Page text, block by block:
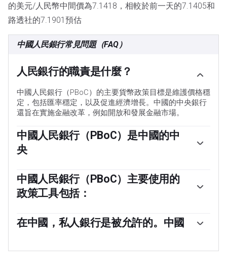
的美元/人民幣中間價為7.1418，相較於前一天的7.1405和
路透社的7.1901預估
中國人民銀行常見問題（FAQ）
人民銀行的職責是什麼？
中國人民銀行（PBoC）的主要貨幣政策目標是維護價格穩
定，包括匯率穩定，以及促進經濟增長。中國的中央銀行
還旨在實施金融改革，例如開放和發展金融市場。
中國人民銀行（PBoC）是中國的中
央
有，因此不被視為一個自主機構。由國務院主席提名的中
國共產黨（CCP）委員會書記對中國人民銀行的管理和方
向有著關鍵影響，而不是行長。然而，潘功勝先生目前同
中國人民銀行（PBoC）主要使用的
政策工具包括：
工具來實現其目標。主要工具包括七天逆回購利率
（RRR）、中期借貸便利（MLF）、外匯干預和存款準備
基準利率。LPR的變動直接影響市場上貸款和抵押貸款所
在中國，私人銀行是被允許的。中國
一小部分。根據《海峽時報》，最大的私營銀行是數字貸